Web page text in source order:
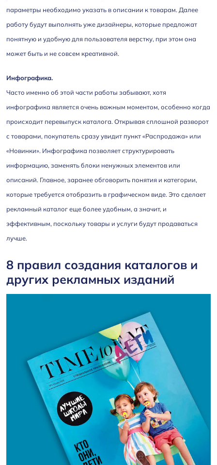
параметры необходимо указать в описании к товарам. Далее
работу будут выполнять уже дизайнеры, которые предложат
понятную и удобную для пользователя верстку, при этом она
может быть и не совсем креативной.
Инфографика.
Часто именно об этой части работы забывают, хотя
инфографика является очень важным моментом, особенно когда
происходит перевыпуск каталога. Открывая сплошной разворот
с товарами, покупатель сразу увидит пункт «Распродажа» или
«Новинки». Инфографика позволяет структурировать
информацию, заменять блоки ненужных элементов или
описаний. Главное, заранее обговорить понятия и категории,
которые требуется отобразить в графическом виде. Это сделает
рекламный каталог еще более удобным, а значит, и
эффективным, поскольку товары и услуги будут продаваться
лучше.
8 правил создания каталогов и
других рекламных изданий